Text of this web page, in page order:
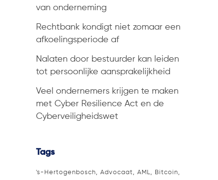
van onderneming
Rechtbank kondigt niet zomaar een
afkoelingsperiode af
Nalaten door bestuurder kan leiden
tot persoonlijke aansprakelijkheid
Veel ondernemers krijgen te maken
met Cyber Resilience Act en de
Cyberveiligheidswet
Tags
's-Hertogenbosch Advocaat AML Bitcoin